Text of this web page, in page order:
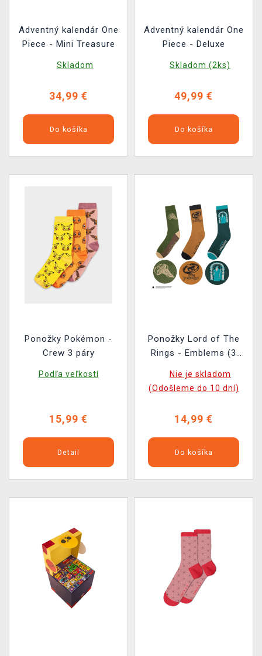
Adventný kalendár One
Piece - Mini Treasure
Skladom
34,99 €
Do košíka
Adventný kalendár One
Piece - Deluxe
Skladom (2ks)
49,99 €
Do košíka
Ponožky Pokémon -
Crew 3 páry
Podľa veľkostí
15,99 €
Detail
Ponožky Lord of The
Rings - Emblems (3
Nie je skladom
(Odošleme do 10 dní)
14,99 €
Do košíka